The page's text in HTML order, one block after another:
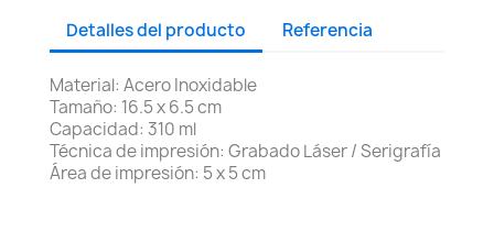
Detalles del producto Referencia
Material: Acero Inoxidable
Tamaño: 16.5 x 6.5 cm
Capacidad: 310 ml
Técnica de impresión: Grabado Láser / Serigrafía
Área de impresión: 5 x 5 cm